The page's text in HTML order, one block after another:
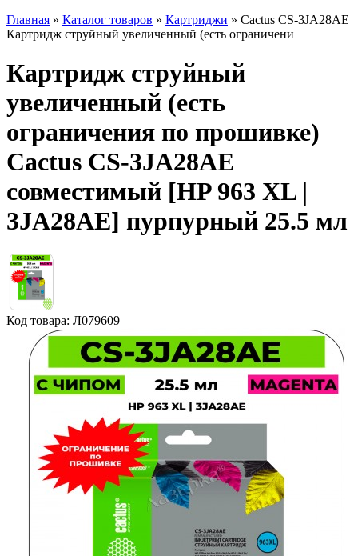
Главная » Каталог товаров » Картриджи » Cactus CS-3JA28AE
Картридж струйный увеличенный (есть ограничени
Картридж струйный
увеличенный (есть
ограничения по прошивке)
Cactus CS-3JA28AE
совместимый [HP 963 XL |
3JA28AE] пурпурный 25.5 мл
Код товара: Л079609